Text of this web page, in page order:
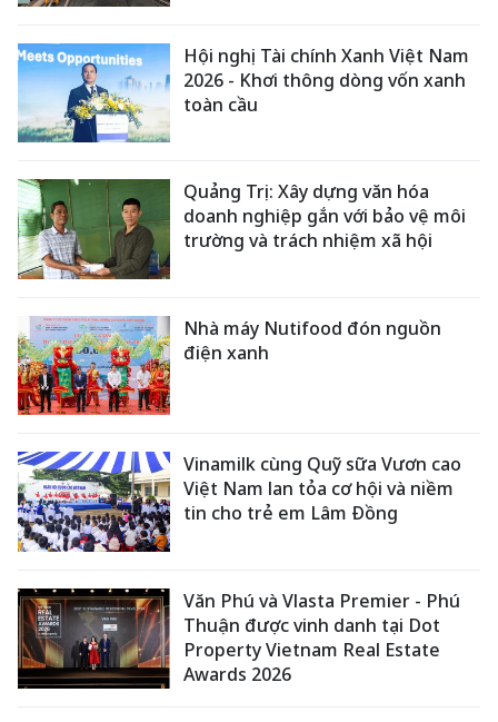
Hội nghị Tài chính Xanh Việt Nam
2026 - Khơi thông dòng vốn xanh
toàn cầu
Quảng Trị: Xây dựng văn hóa
doanh nghiệp gắn với bảo vệ môi
trường và trách nhiệm xã hội
Nhà máy Nutifood đón nguồn
điện xanh
Vinamilk cùng Quỹ sữa Vươn cao
Việt Nam lan tỏa cơ hội và niềm
tin cho trẻ em Lâm Đồng
Văn Phú và Vlasta Premier - Phú
Thuận được vinh danh tại Dot
Property Vietnam Real Estate
Awards 2026